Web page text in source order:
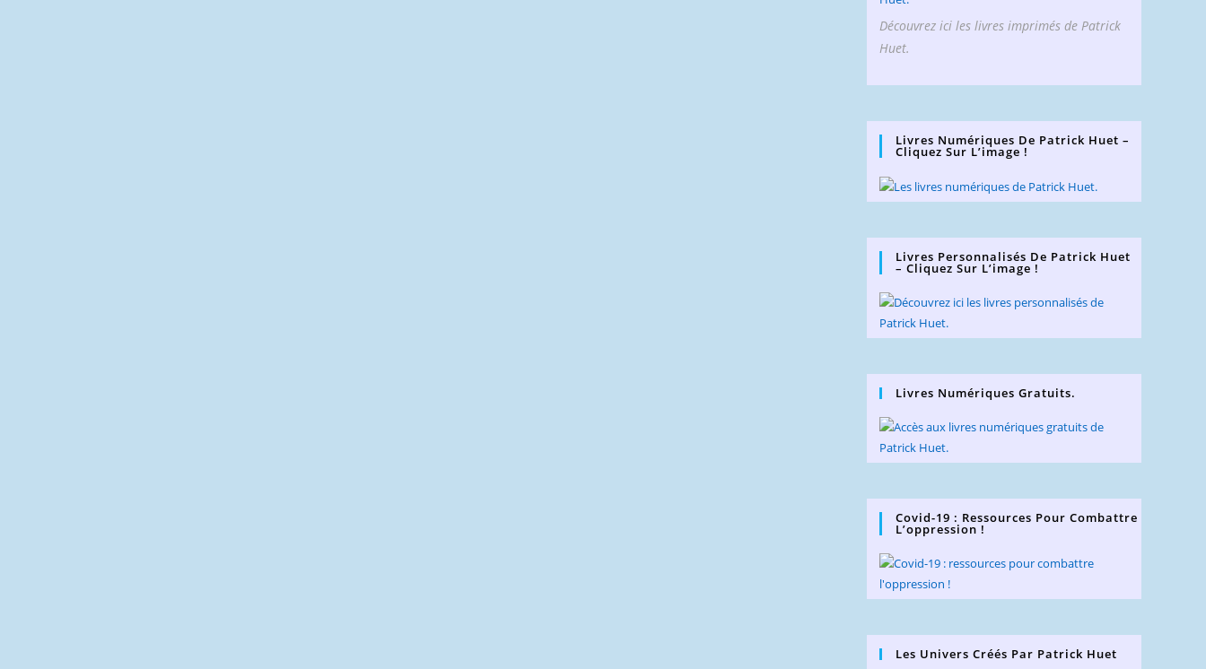
Découvrez ici les livres imprimés de Patrick
Huet.
Livres Numériques De Patrick Huet –
Cliquez Sur L’image !
Livres Personnalisés De Patrick Huet
– Cliquez Sur L’image !
Livres Numériques Gratuits.
Covid-19 : Ressources Pour Combattre
L’oppression !
Les Univers Créés Par Patrick Huet